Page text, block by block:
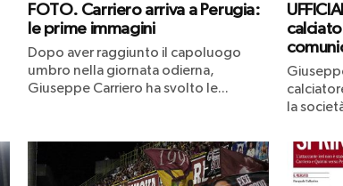
FOTO. Carriero arriva a Perugia:
le prime immagini
Dopo aver raggiunto il capoluogo
umbro nella giornata odierna,
Giuseppe Carriero ha svolto le...
la